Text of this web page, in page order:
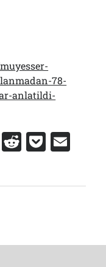
78-
anlatildi-
F R
d
P
c ai